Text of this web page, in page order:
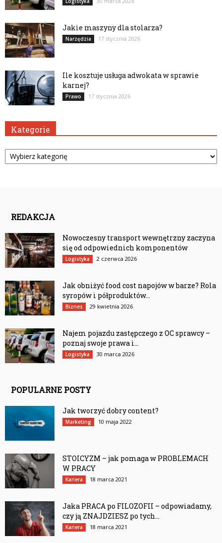
Jakie maszyny dla stolarza?
Narzędzia 17 stycznia 2026
Ile kosztuje usługa adwokata w sprawie
karnej?
Prawo 17 stycznia 2026
Kategorie
Kategorie
REDAKCJA
Nowoczesny transport wewnętrzny zaczyna
się od odpowiednich komponentów
Logistyka 2 czerwca 2026
Jak obniżyć food cost napojów w barze? Rola
syropów i półproduktów...
Biznes 29 kwietnia 2026
Najem pojazdu zastępczego z OC sprawcy –
poznaj swoje prawa i...
Logistyka 30 marca 2026
POPULARNE POSTY
Jak tworzyć dobry content?
Marketing 10 maja 2022
STOICYZM – jak pomaga w PROBLEMACH
W PRACY
Kariera 18 marca 2021
Jaka PRACA po FILOZOFII – odpowiadamy,
czy ją ZNAJDZIESZ po tych...
Kariera 18 marca 2021